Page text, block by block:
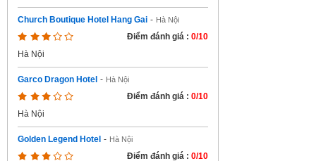
Church Boutique Hotel Hang Gai - Hà Nội
Điểm đánh giá : 0/10
Hà Nội
Garco Dragon Hotel - Hà Nội
Điểm đánh giá : 0/10
Hà Nội
Golden Legend Hotel - Hà Nội
Điểm đánh giá : 0/10